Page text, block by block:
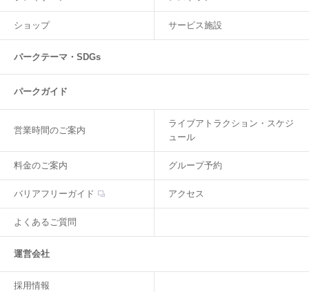
ショップ サービス施設
パークテーマ・SDGs
パークガイド
営業時間のご案内
ライブアトラクション・スケジ
ュール
料金のご案内 グループ予約
バリアフリーガイド アクセス
よくあるご質問
運営会社
採用情報